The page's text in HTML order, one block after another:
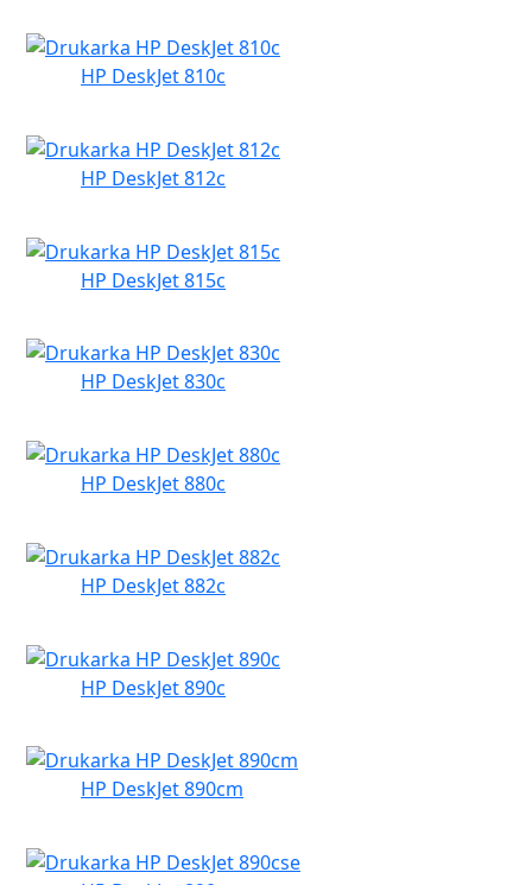
HP DeskJet 810c
HP DeskJet 812c
HP DeskJet 815c
HP DeskJet 830c
HP DeskJet 880c
HP DeskJet 882c
HP DeskJet 890c
HP DeskJet 890cm